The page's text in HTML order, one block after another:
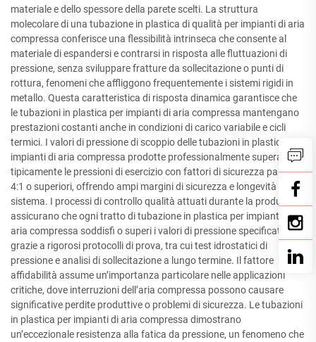
materiale e dello spessore della parete scelti. La struttura
molecolare di una tubazione in plastica di qualità per impianti di aria
compressa conferisce una flessibilità intrinseca che consente al
materiale di espandersi e contrarsi in risposta alle fluttuazioni di
pressione, senza sviluppare fratture da sollecitazione o punti di
rottura, fenomeni che affliggono frequentemente i sistemi rigidi in
metallo. Questa caratteristica di risposta dinamica garantisce che
le tubazioni in plastica per impianti di aria compressa mantengano
prestazioni costanti anche in condizioni di carico variabile e cicli
termici. I valori di pressione di scoppio delle tubazioni in plastica per
impianti di aria compressa prodotte professionalmente superano
tipicamente le pressioni di esercizio con fattori di sicurezza pari a
4:1 o superiori, offrendo ampi margini di sicurezza e longevità del
sistema. I processi di controllo qualità attuati durante la produzione
assicurano che ogni tratto di tubazione in plastica per impianti di
aria compressa soddisfi o superi i valori di pressione specificati,
grazie a rigorosi protocolli di prova, tra cui test idrostatici di
pressione e analisi di sollecitazione a lungo termine. Il fattore
affidabilità assume un’importanza particolare nelle applicazioni
critiche, dove interruzioni dell’aria compressa possono causare
significative perdite produttive o problemi di sicurezza. Le tubazioni
in plastica per impianti di aria compressa dimostrano
un’eccezionale resistenza alla fatica da pressione, un fenomeno che